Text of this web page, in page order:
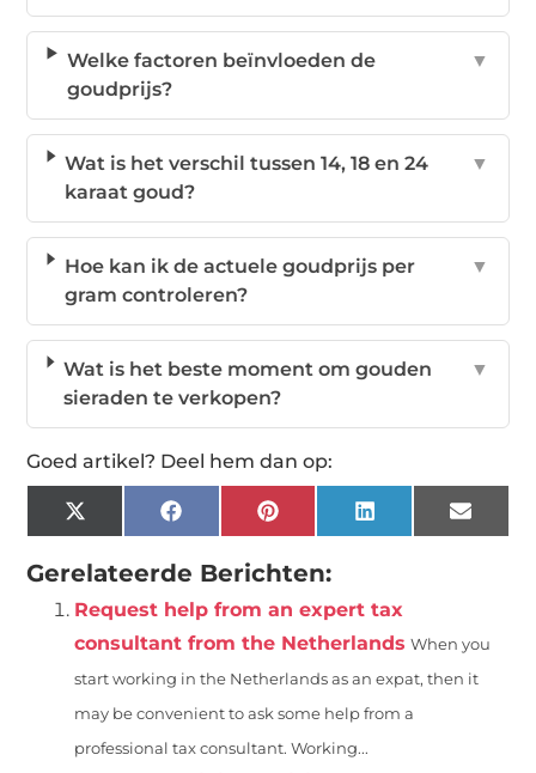
Welke factoren beïnvloeden de
goudprijs?
▼
Wat is het verschil tussen 14, 18 en 24
karaat goud?
▼
Hoe kan ik de actuele goudprijs per
gram controleren?
▼
Wat is het beste moment om gouden
sieraden te verkopen?
▼
Goed artikel? Deel hem dan op:
X
(Twitter)
FacebookPinterestLinkedIn Email
Gerelateerde Berichten:
Request help from an expert tax
consultant from the Netherlands When you
start working in the Netherlands as an expat, then it
may be convenient to ask some help from a
professional tax consultant. Working...